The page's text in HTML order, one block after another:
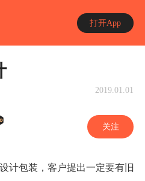
打开App
2019.01.01
关注
计包装，客户提出一定要有旧